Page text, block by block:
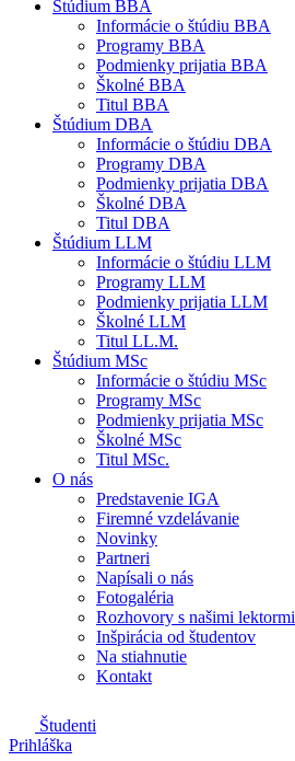
Štúdium BBA
Informácie o štúdiu BBA
Programy BBA
Podmienky prijatia BBA
Školné BBA
Titul BBA
Štúdium DBA
Informácie o štúdiu DBA
Programy DBA
Podmienky prijatia DBA
Školné DBA
Titul DBA
Štúdium LLM
Informácie o štúdiu LLM
Programy LLM
Podmienky prijatia LLM
Školné LLM
Titul LL.M.
Štúdium MSc
Informácie o štúdiu MSc
Programy MSc
Podmienky prijatia MSc
Školné MSc
Titul MSc.
O nás
Predstavenie IGA
Firemné vzdelávanie
Novinky
Partneri
Napísali o nás
Fotogaléria
Rozhovory s našimi lektormi
Inšpirácia od študentov
Na stiahnutie
Kontakt
Študenti
Prihláška